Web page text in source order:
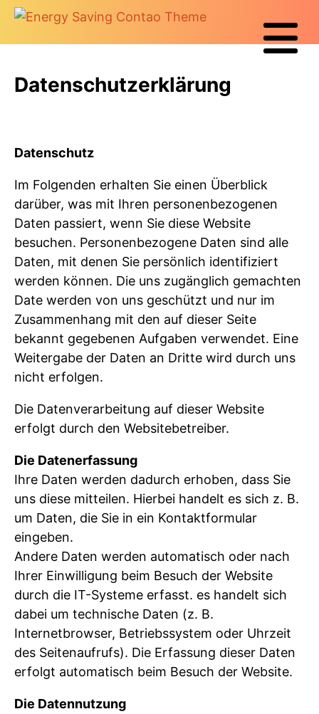
Datenschutzerklärung
Datenschutz
Im Folgenden erhalten Sie einen Überblick
darüber, was mit Ihren personenbezogenen
Daten passiert, wenn Sie diese Website
besuchen. Personenbezogene Daten sind alle
Daten, mit denen Sie persönlich identifiziert
werden können. Die uns zugänglich gemachten
Date werden von uns geschützt und nur im
Zusammenhang mit den auf dieser Seite
bekannt gegebenen Aufgaben verwendet. Eine
Weitergabe der Daten an Dritte wird durch uns
nicht erfolgen.
Die Datenverarbeitung auf dieser Website
erfolgt durch den Websitebetreiber.
Die Datenerfassung
Ihre Daten werden dadurch erhoben, dass Sie
uns diese mitteilen. Hierbei handelt es sich z. B.
um Daten, die Sie in ein Kontaktformular
eingeben.
Andere Daten werden automatisch oder nach
Ihrer Einwilligung beim Besuch der Website
durch die IT-Systeme erfasst. es handelt sich
dabei um technische Daten (z. B.
Internetbrowser, Betriebssystem oder Uhrzeit
des Seitenaufrufs). Die Erfassung dieser Daten
erfolgt automatisch beim Besuch der Website.
Die Datennutzung